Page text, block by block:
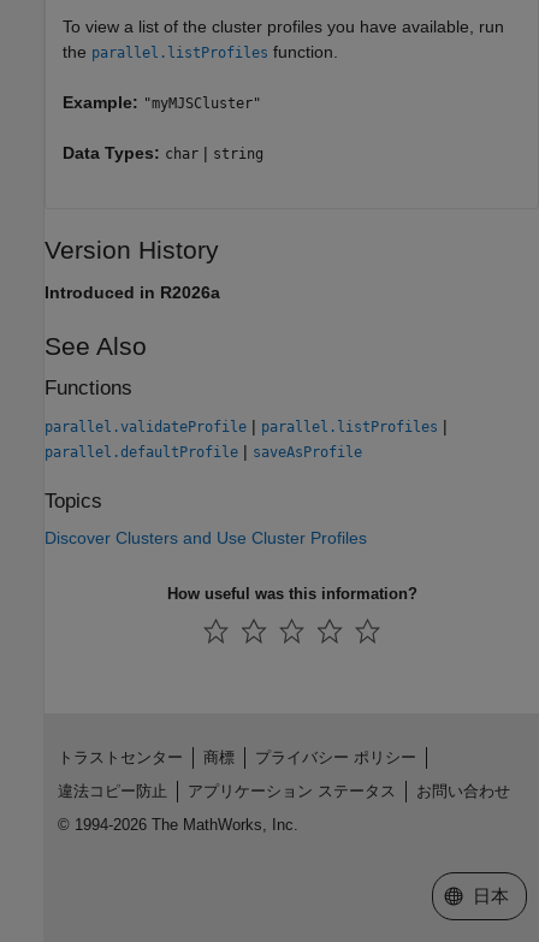
To view a list of the cluster profiles you have available, run
the parallel.listProfiles function.
Example: "myMJSCluster"
Data Types: char | string
Version History
Introduced in R2026a
See Also
Functions
parallel.validateProfile | parallel.listProfiles |
parallel.defaultProfile | saveAsProfile
Topics
Discover Clusters and Use Cluster Profiles
How useful was this information?
トラストセンター 商標
プライバシー ポリシー
違法コピー防止
アプリケーション ステータス
お問い合わせ
© 1994-2026 The MathWorks, Inc.
Web サイ
日本